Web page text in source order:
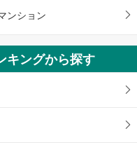
ンション
キングから探す